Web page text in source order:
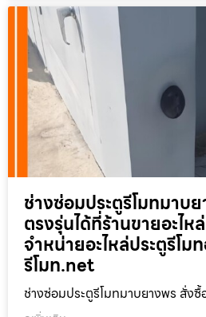
ช่างซ่อมประตูรีโมทมาบ
ตรงรุ่นได้ที่ร้านขายอะไห
จำหน่ายอะไหล่ประตูรีโ
รีโมท.net
ช่างซ่อมประตูรีโมทมาบยางพร สั่งซื้